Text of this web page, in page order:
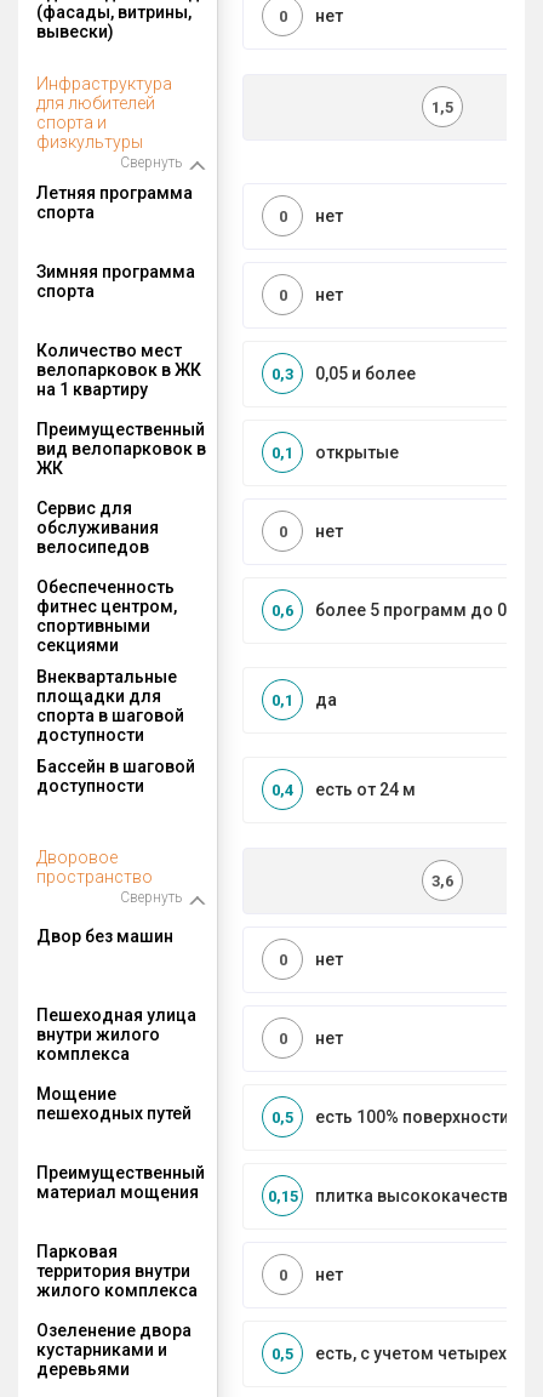
(фасады, витрины,
вывески)
нет
0
Инфраструктура
для любителей
спорта и
физкультуры
Свернуть
1,5
Летняя программа
спорта
нет
0
Зимняя программа
спорта
нет
0
Количество мест
велопарковок в ЖК
на 1 квартиру
0,05 и более
0,3
Преимущественный
вид велопарковок в
ЖК
открытые
0,1
Сервис для
обслуживания
велосипедов
нет
0
Обеспеченность
фитнес центром,
спортивными
секциями
более 5 программ до 0,5
0,6
Внеквартальные
площадки для
спорта в шаговой
доступности
да
0,1
Бассейн в шаговой
доступности
есть от 24 м
0,4
Дворовое
пространство
Свернуть
3,6
Двор без машин
нет
0
Пешеходная улица
внутри жилого
комплекса
нет
0
Мощение
пешеходных путей
есть 100% поверхности
0,5
Преимущественный
материал мощения
плитка
0,15
Парковая
территория внутри
жилого комплекса
нет
0
Озеленение двора
кустарниками и
деревьями
есть, с учетом четырех
0,5